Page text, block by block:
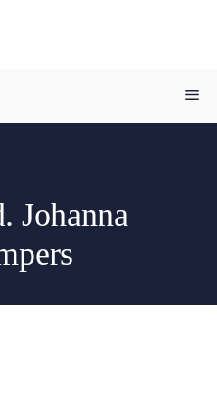
Johanna